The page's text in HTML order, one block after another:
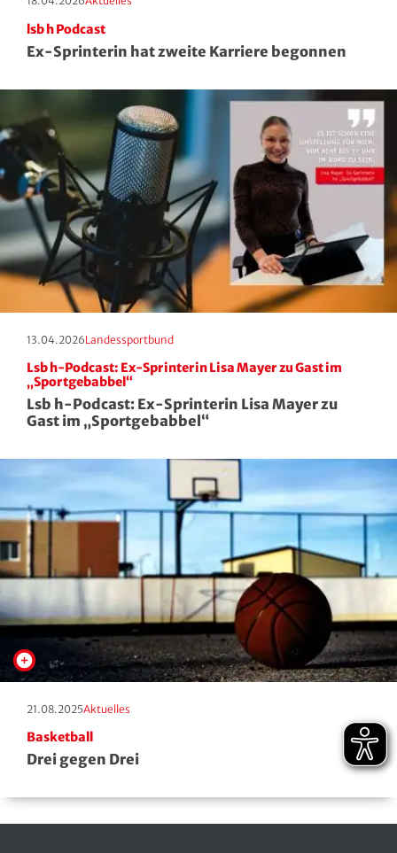
lsb h Podcast
Ex-Sprinterin hat zweite Karriere begonnen
Erscheinungstag:
13.04.2026
Kategorie: Landessportbund
Lsb h-Podcast: Ex-Sprinterin Lisa Mayer zu Gast im
„Sportgebabbel“
Lsb h-Podcast: Ex-Sprinterin Lisa Mayer zu
Gast im „Sportgebabbel“
Erscheinungstag:
21.08.2025
Kategorie: Aktuelles
Basketball
Drei gegen Drei
Sportakrobatik
Taekwondo
Tanzen
Tauchen
Tennis
Tischtennis
Triathlon
Turnen